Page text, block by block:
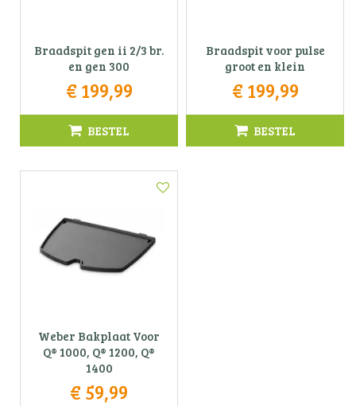
Braadspit gen ii 2/3 br.
en gen 300
€ 199,99
BESTEL
Braadspit voor pulse
groot en klein
€ 199,99
BESTEL
Weber Bakplaat Voor
Q® 1000, Q® 1200, Q®
1400
€ 59,99